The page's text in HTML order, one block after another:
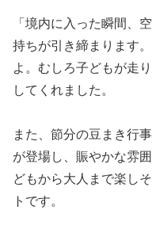
「境内に入った瞬間、
持ちが引き締まります
よ。むしろ子どもが走
してくれました。
また、節分の豆まき行
が登場し、賑やかな雰
どもから大人まで楽し
トです。